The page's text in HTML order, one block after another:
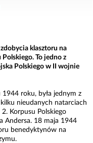
klasztoru na
To jedno z
Polskiego w II wojnie
roku, była jednym z
nieudanych natarciach
Korpusu Polskiego
Andersa. 18 maja 1944
benedyktynów na